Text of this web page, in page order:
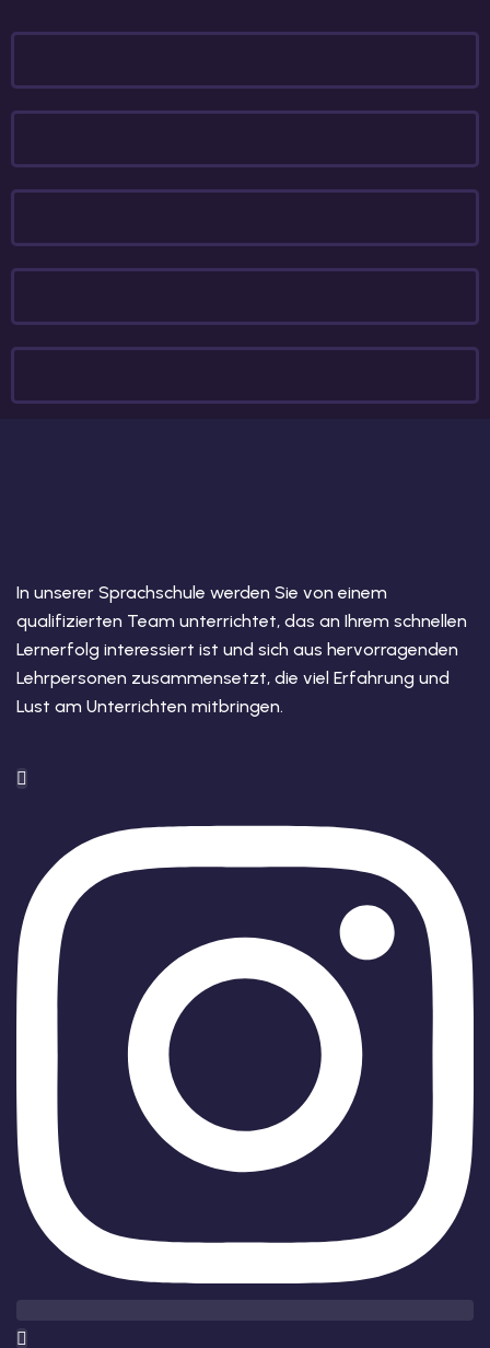
In unserer Sprachschule werden Sie von einem
qualifizierten Team unterrichtet, das an Ihrem schnellen
Lernerfolg interessiert ist und sich aus hervorragenden
Lehrpersonen zusammensetzt, die viel Erfahrung und
Lust am Unterrichten mitbringen.